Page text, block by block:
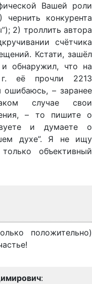
Вашей роли
конкурента
2) троллить автора
счётчика
Кстати, зашёл
обнаружил, что на
г. её прочли 2213
ошибаюсь, – заранее
случае свои
– то пишите о
и думаете о
духе”. Я не ищу
объективный
положительно)
: